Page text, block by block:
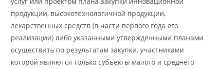
продукции, высокотехнологичной продукции,
лекарственных средств (в части первого года его
реализации) либо указанными утвержденными планами
осуществить по результатам закупки, участниками
которой являются только субъекты малого и среднего